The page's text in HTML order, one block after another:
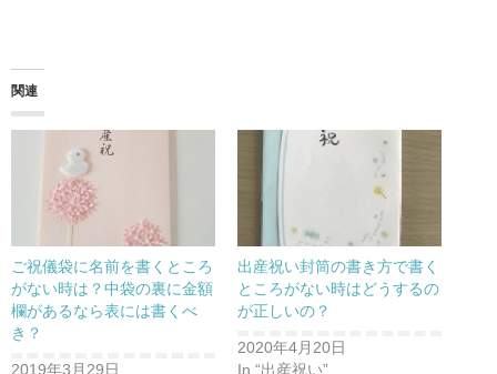
関連
ご祝儀袋に名前を書くところ
がない時は？中袋の裏に金額
欄があるなら表には書くべ
き？
2019年3月29日
出産祝い封筒の書き方で書く
ところがない時はどうするの
が正しいの？
2020年4月20日
In “出産祝い”